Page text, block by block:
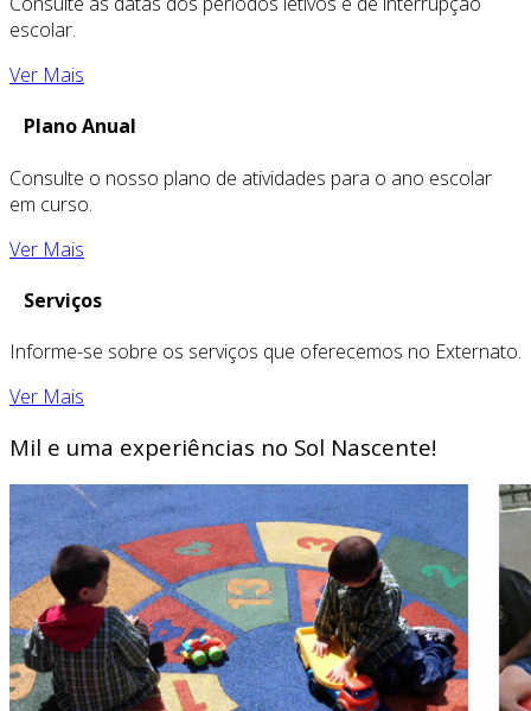
escolar.
Ver Mais
Plano Anual
Consulte o nosso plano de atividades para o ano escolar
em curso.
Ver Mais
Serviços
Informe-se sobre os serviços que oferecemos no Externato.
Ver Mais
Mil e uma experiências no Sol Nascente!